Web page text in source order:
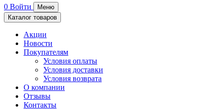
0 Войти
Меню
Каталог товаров
Акции
Новости
Покупателям
Условия оплаты
Условия доставки
Условия возврата
О компании
Отзывы
Контакты